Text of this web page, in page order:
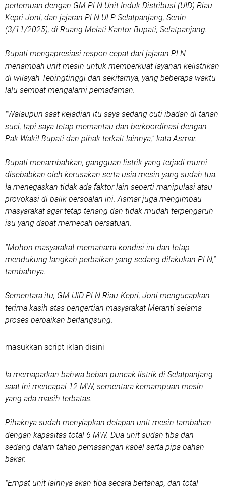
pertemuan dengan GM PLN Unit Induk Distribusi (UID) Riau-
Kepri Joni, dan jajaran PLN ULP Selatpanjang, Senin
(3/11/2025), di Ruang Melati Kantor Bupati, Selatpanjang.
Bupati mengapresiasi respon cepat dari jajaran PLN
menambah unit mesin untuk memperkuat layanan kelistrikan
di wilayah Tebingtinggi dan sekitarnya, yang beberapa waktu
lalu sempat mengalami pemadaman.
"Walaupun saat kejadian itu saya sedang cuti ibadah di tanah
suci, tapi saya tetap memantau dan berkoordinasi dengan
Pak Wakil Bupati dan pihak terkait lainnya," kata Asmar.
Bupati menambahkan, gangguan listrik yang terjadi murni
disebabkan oleh kerusakan serta usia mesin yang sudah tua.
Ia menegaskan tidak ada faktor lain seperti manipulasi atau
provokasi di balik persoalan ini. Asmar juga mengimbau
masyarakat agar tetap tenang dan tidak mudah terpengaruh
isu yang dapat memecah persatuan.
“Mohon masyarakat memahami kondisi ini dan tetap
mendukung langkah perbaikan yang sedang dilakukan PLN,”
tambahnya.
Sementara itu, GM UID PLN Riau-Kepri, Joni mengucapkan
terima kasih atas pengertian masyarakat Meranti selama
proses perbaikan berlangsung.
masukkan script iklan disini
Ia memaparkan bahwa beban puncak listrik di Selatpanjang
saat ini mencapai 12 MW, sementara kemampuan mesin
yang ada masih terbatas.
Pihaknya sudah menyiapkan delapan unit mesin tambahan
dengan kapasitas total 6 MW. Dua unit sudah tiba dan
sedang dalam tahap pemasangan kabel serta pipa bahan
bakar.
"Empat unit lainnya akan tiba secara bertahap, dan total